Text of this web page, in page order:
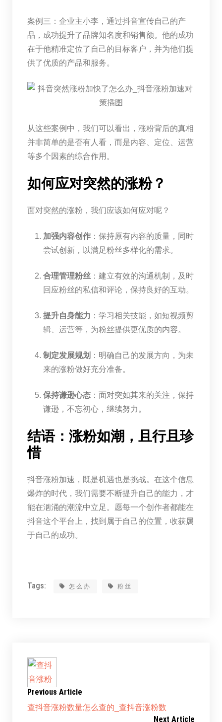
案例三：企业主小李，通过抖音宣传自己的产
品，成功提升了品牌知名度和销售额。他的成功
在于他精准定位了自己的目标客户，并为他们提
供了优质的产品和服务。
从这些案例中，我们可以看出，涨粉背后的真相
并非简单的是否有人看，而是内容、定位、运营
等多个因素的综合作用。
如何应对突然的涨粉？
面对突然的涨粉，我们应该如何应对呢？
加强内容创作：保持原有内容的质量，同时
尝试创新，以满足粉丝多样化的需求。
合理管理粉丝：建立有效的沟通机制，及时
回应粉丝的私信和评论，保持良好的互动。
提升自身能力 ：学习相关技能，如短视频剪
辑、运营等，为粉丝提供更优质的内容。
制定发展规划 ：明确自己的发展方向，为未
来的涨粉做好充分准备。
保持谦逊心态：面对突如其来的关注，保持
谦逊，不忘初心，继续努力。
结语：涨粉如潮，且行且珍
惜
抖音涨粉加速，既是机遇也是挑战。在这个信息
爆炸的时代，我们需要不断提升自己的能力，才
能在汹涌的潮流中立足。愿每一个创作者都能在
抖音这个平台上，找到属于自己的位置，收获属
于自己的成功。
Tags: 怎么办 粉丝
Previous Article
查抖音涨粉数量怎么查的_查抖音涨粉数
Next Article